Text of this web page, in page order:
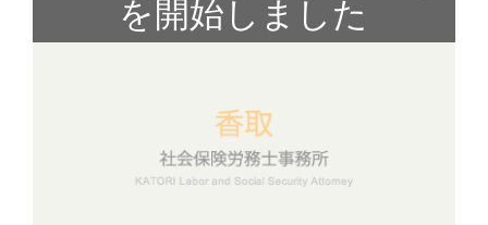
を開始しました